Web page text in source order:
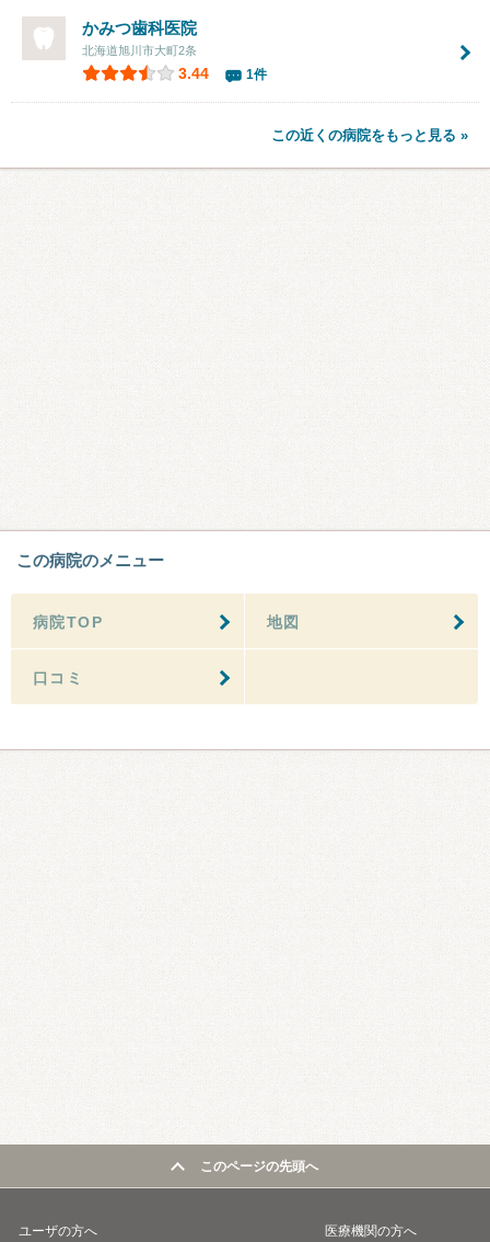
かみつ歯科医院
北海道旭川市大町2条
3.44 1件
この近くの病院をもっと見る »
この病院のメニュー
病院TOP 地図
口コミ
このページの先頭へ
ユーザの方へ 医療機関の方へ